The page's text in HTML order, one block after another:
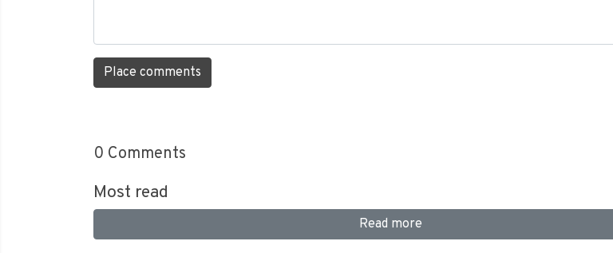
Place comments
0 Comments
Most read
Read more